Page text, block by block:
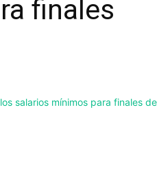
finales